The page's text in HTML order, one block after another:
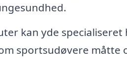
kan yde
sportsudøvere måtte